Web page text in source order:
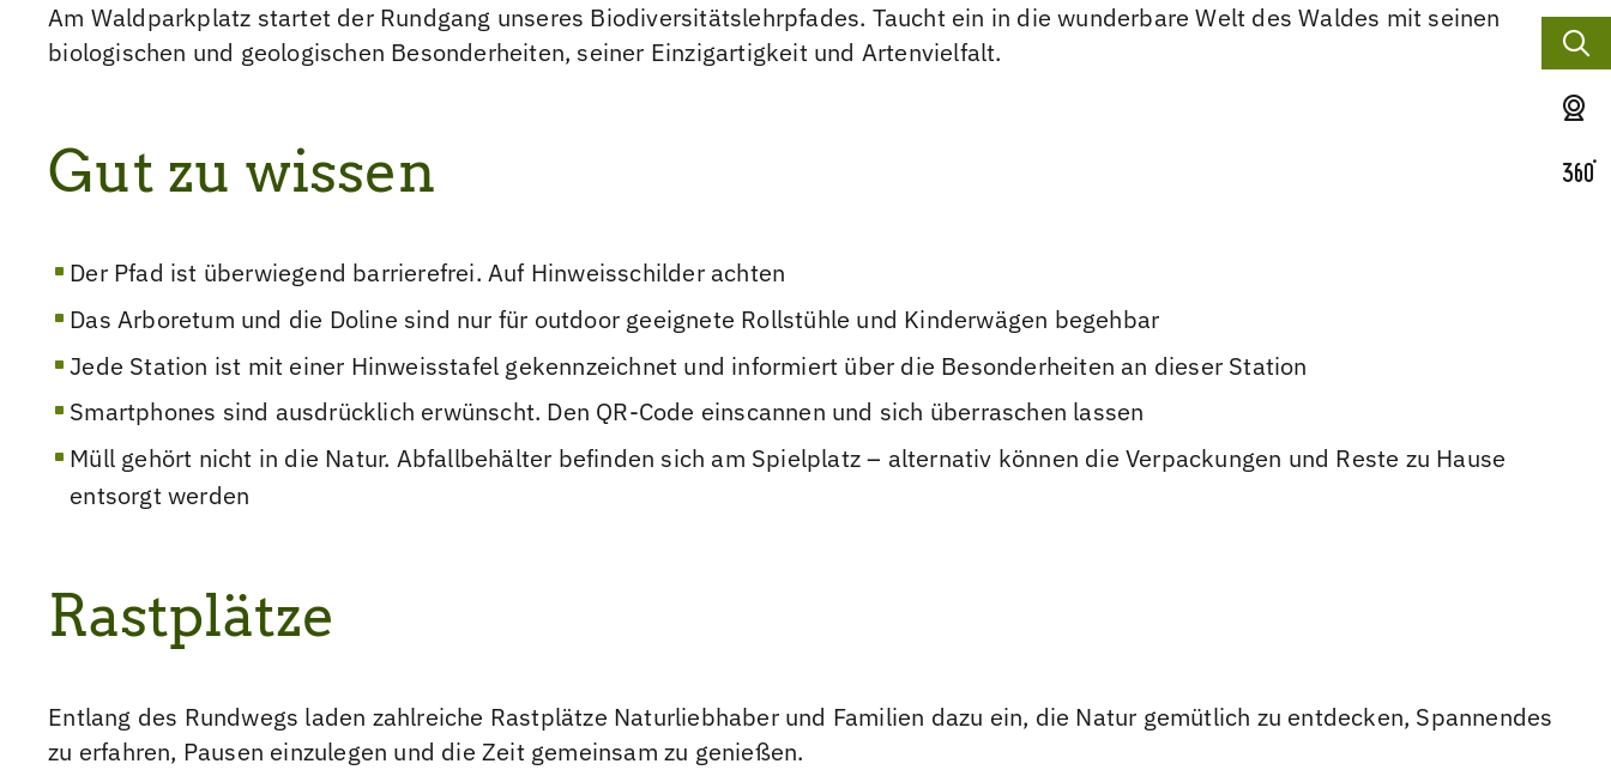
Am Waldparkplatz startet der Rundgang unseres Biodiversitätslehrpfades. Taucht ein in die wunderbare Welt des Waldes mit seinen
biologischen und geologischen Besonderheiten, seiner Einzigartigkeit und Artenvielfalt.
Gut zu wissen
Der Pfad ist überwiegend barrierefrei. Auf Hinweisschilder achten
Das Arboretum und die Doline sind nur für outdoor geeignete Rollstühle und Kinderwägen begehbar
Jede Station ist mit einer Hinweisstafel gekennzeichnet und informiert über die Besonderheiten an dieser Station
Smartphones sind ausdrücklich erwünscht. Den QR-Code einscannen und sich überraschen lassen
Müll gehört nicht in die Natur. Abfallbehälter befinden sich am Spielplatz – alternativ können die Verpackungen und Reste zu Hause
entsorgt werden
Rastplätze
Entlang des Rundwegs laden zahlreiche Rastplätze Naturliebhaber und Familien dazu ein, die Natur gemütlich zu entdecken, Spannendes
zu erfahren, Pausen einzulegen und die Zeit gemeinsam zu genießen.